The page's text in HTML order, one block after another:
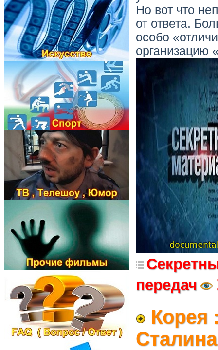
Но вот что
от ответа.
особо
организацию
передач
Корея